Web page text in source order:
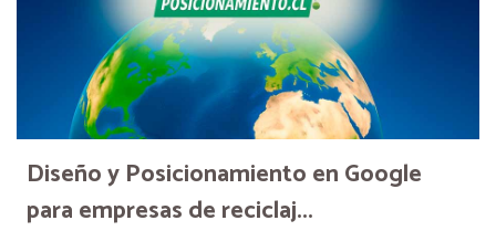
Diseño y Posicionamiento en Google
para empresas de reciclaj...